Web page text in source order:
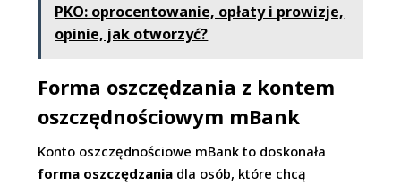
PKO: oprocentowanie, opłaty i prowizje,
opinie, jak otworzyć?
Forma oszczędzania z kontem
oszczędnościowym mBank
Konto oszczędnościowe mBank to doskonała
forma oszczędzania dla osób, które chcą